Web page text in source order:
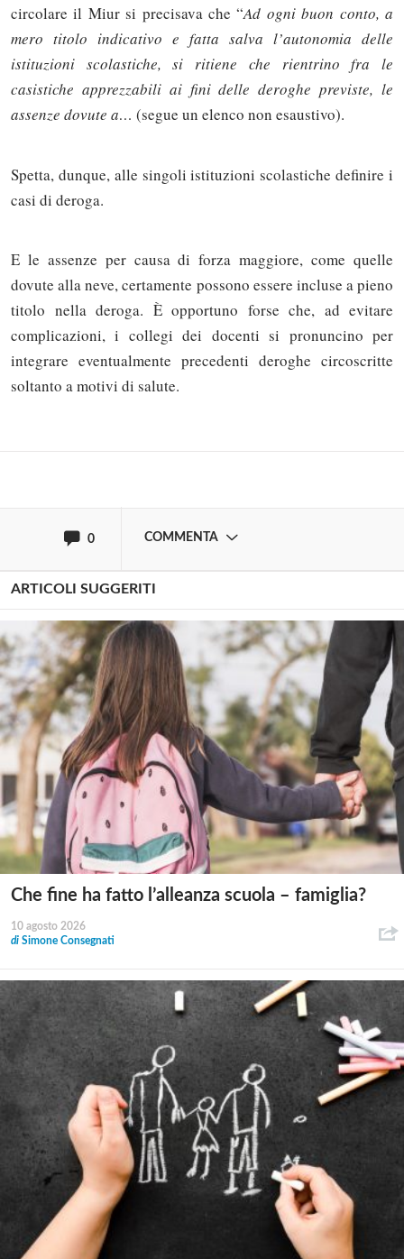
circolare il Miur si precisava che “Ad ogni buon conto, a
mero titolo indicativo e fatta salva l’autonomia delle
istituzioni scolastiche, si ritiene che rientrino fra le
casistiche apprezzabili ai fini delle deroghe previste, le
assenze dovute a… (segue un elenco non esaustivo).
Spetta, dunque, alle singoli istituzioni scolastiche definire i
casi di deroga.
E le assenze per causa di forza maggiore, come quelle
dovute alla neve, certamente possono essere incluse a pieno
titolo nella deroga. È opportuno forse che, ad evitare
complicazioni, i collegi dei docenti si pronuncino per
integrare eventualmente precedenti deroghe circoscritte
soltanto a motivi di salute.
0 COMMENTA
Solo gli utenti registrati possono
commentare!
ARTICOLI SUGGERITI
Che fine ha fatto l’alleanza scuola – famiglia?
10 agosto 2026
di Simone Consegnati